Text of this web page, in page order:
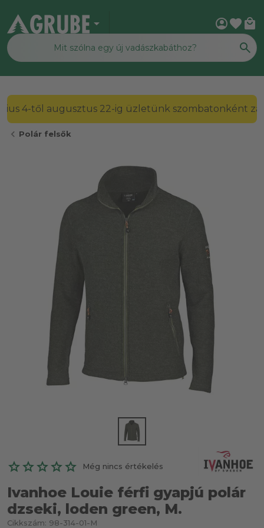
arrow_drop_down account_circlefavorite local_mall
2026. július 4-től augusztus 22-ig üzletünk
chevron_left Polár felsők
Még nincs értékelés
Ivanhoe Louie férfi gyapjú polár
dzseki, loden green, M.
Cikkszám: 98-314-01-M